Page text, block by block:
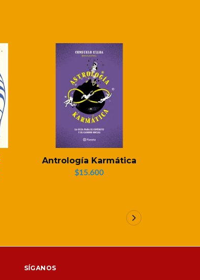
Antrología Karmática
$15.600
SÍGANOS